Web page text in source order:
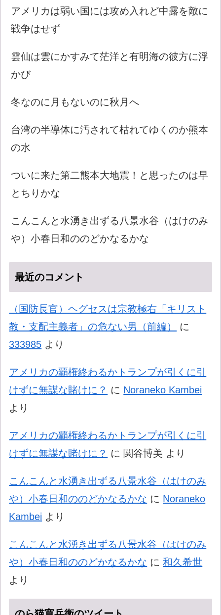
アメリカは弱い国には攻め入れど中露を敵に
戦争はせず
雲仙は雲にかすみて茫洋と有明海の彼方に浮
かび
冬なのに月もないのに秋月へ
台湾の半導体に汚されて枯れてゆくのか熊本
の水
ついに来た第二熊本大地震！と思ったのは早
とちりかな
こんこんと水湧き出ずる八景水谷（はけのみ
や）小春日和ののどかなるかな
最近のコメント
（国防長官）ヘグセスは宗教極右「キリスト
教・支配主義者」の危ない男（前編）
に
333985 より
アメリカの覇権終わるかトランプが引くに引
けずに無謀な賭けに？ に Noraneko Kambei
より
アメリカの覇権終わるかトランプが引くに引
けずに無謀な賭けに？ に 関谷博美 より
こんこんと水湧き出ずる八景水谷（はけのみ
や）小春日和ののどかなるかな に Noraneko
Kambei より
こんこんと水湧き出ずる八景水谷（はけのみ
や）小春日和ののどかなるかな に和久希世
より